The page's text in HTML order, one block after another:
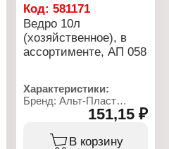
Код:581171
Ведро 10л
(хозяйственное), в
ассортименте, АП 058
Характеристики:
Бренд: Альт-Пласт
Артикул: АП 058
Объем: 10 л
151,15 ₽
В корзину